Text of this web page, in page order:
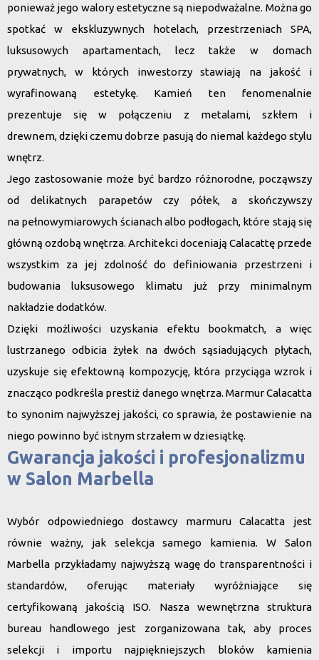
ponieważ jego walory estetyczne są niepodważalne. Można go
spotkać w ekskluzywnych hotelach, przestrzeniach SPA,
luksusowych apartamentach, lecz także w domach
prywatnych, w których inwestorzy stawiają na jakość i
wyrafinowaną estetykę. Kamień ten fenomenalnie
prezentuje się w połączeniu z metalami, szkłem i
drewnem, dzięki czemu dobrze pasują do niemal każdego stylu
wnętrz.
Jego zastosowanie może być bardzo różnorodne, począwszy
od delikatnych parapetów czy półek, a skończywszy
na pełnowymiarowych ścianach albo podłogach, które stają się
główną ozdobą wnętrza. Architekci doceniają Calacattę przede
wszystkim za jej zdolność do definiowania przestrzeni i
budowania luksusowego klimatu już przy minimalnym
nakładzie dodatków.
Dzięki możliwości uzyskania efektu bookmatch, a więc
lustrzanego odbicia żyłek na dwóch sąsiadujących płytach,
uzyskuje się efektowną kompozycję, która przyciąga wzrok i
znacząco podkreśla prestiż danego wnętrza. Marmur Calacatta
to synonim najwyższej jakości, co sprawia, że postawienie na
niego powinno być istnym strzałem w dziesiątkę.
Gwarancja jakości i profesjonalizmu
w Salon Marbella
Wybór odpowiedniego dostawcy marmuru Calacatta jest
równie ważny, jak selekcja samego kamienia. W Salon
Marbella przykładamy najwyższą wagę do transparentności i
standardów, oferując materiały wyróżniające się
certyfikowaną jakością ISO. Nasza wewnętrznastruktura
bureau handlowego jest zorganizowana tak, aby proces
selekcji i importu najpiękniejszych bloków kamienia